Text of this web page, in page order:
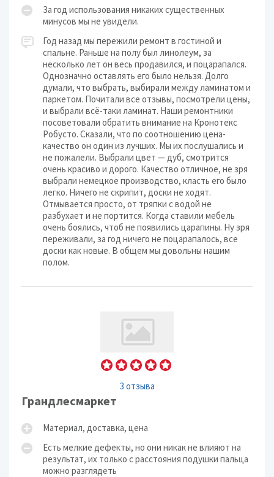
За год использования никаких существенных
минусов мы не увидели.
Год назад мы пережили ремонт в гостиной и
спальне. Раньше на полу был линолеум, за
несколько лет он весь продавился, и поцарапался.
Однозначно оставлять его было нельзя. Долго
думали, что выбрать, выбирали между ламинатом и
паркетом. Почитали все отзывы, посмотрели цены,
и выбрали всё-таки ламинат. Наши ремонтники
посоветовали обратить внимание на Кронотекс
Робусто. Сказали, что по соотношению цена-
качество он один из лучших. Мы их послушались и
не пожалели. Выбрали цвет — дуб, смотрится
очень красиво и дорого. Качество отличное, не зря
выбрали немецкое производство, класть его было
легко. Ничего не скрипит, доски не ходят.
Отмывается просто, от тряпки с водой не
разбухает и не портится. Когда ставили мебель
очень боялись, чтоб не появились царапины. Ну зря
переживали, за год ничего не поцарапалось, все
доски как новые. В общем мы довольны нашим
полом.
3 отзыва
Грандлесмаркет
Материал, доставка, цена
Есть мелкие дефекты, но они никак не влияют на
результат, их только с расстояния подушки пальца
можно разглядеть